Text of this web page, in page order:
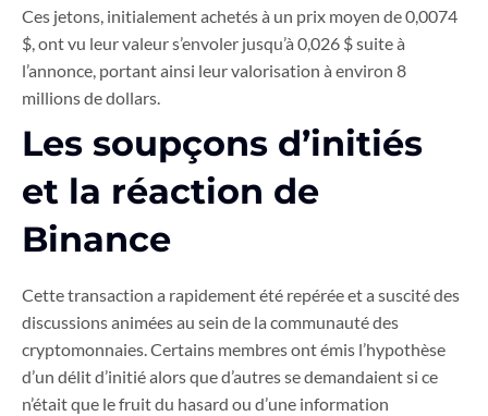
Ces jetons, initialement achetés à un prix moyen de 0,0074
$, ont vu leur valeur s’envoler jusqu’à 0,026 $ suite à
l’annonce, portant ainsi leur valorisation à environ 8
millions de dollars.
Les soupçons d’initiés
et la réaction de
Binance
Cette transaction a rapidement été repérée et a suscité des
discussions animées au sein de la communauté des
cryptomonnaies. Certains membres ont émis l’hypothèse
d’un délit d’initié alors que d’autres se demandaient si ce
n’était que le fruit du hasard ou d’une information